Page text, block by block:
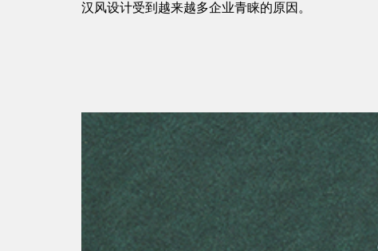
汉风设计受到越来越多企业青睐的原因。